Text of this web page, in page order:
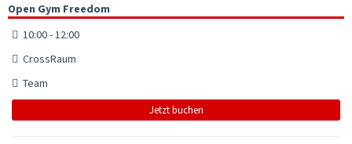
Open Gym Freedom
10:00 - 12:00
CrossRaum
Team
Jetzt buchen